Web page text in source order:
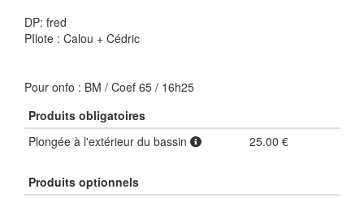
DP: fred
PIlote : Calou + Cédric
Pour onfo : BM / Coef 65 / 16h25
Produits obligatoires
Plongée à l'extérieur du bassin
25.00 €
Produits optionnels